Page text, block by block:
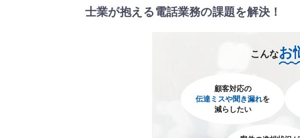
士業が抱える電話業務の課題を解決！
こんなお
顧客対応の
伝達ミスや聞き漏れを
減らしたい